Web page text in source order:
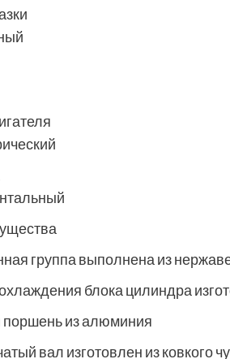
группа выполнена из
блока цилиндра
поршень из алюминия
вал изготовлен из ковкого